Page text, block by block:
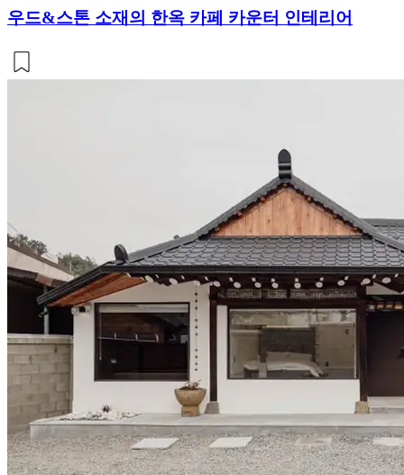
우드&스톤 소재의 한옥 카페 카운터 인테리어